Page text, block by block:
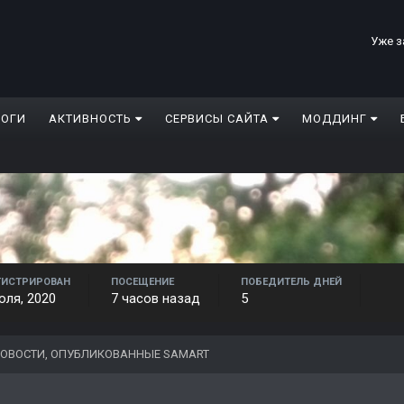
Уже
АКТИВНОСТЬ СЕРВИСЫ САЙТА МОДДИНГ
2020
ПОСЕЩЕНИЕ
7 часов назад
ПОБЕДИТЕЛЬ ДНЕЙ
5
ОПУБЛИКОВАННЫЕ SAMART